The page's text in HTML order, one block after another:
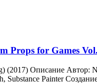
Props for Games
(2017) Описание Автор:
Painter Создание